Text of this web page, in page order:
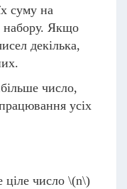
суму на
набору. Якщо
декілька,
число,
усіх
число \(n\)